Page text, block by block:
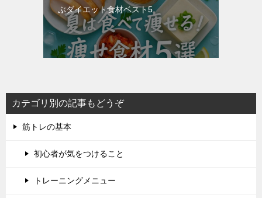
ぶダイエット食材ベスト5
カテゴリ別の記事もどうぞ
筋トレの基本
初心者が気をつけること
トレーニングメニュー